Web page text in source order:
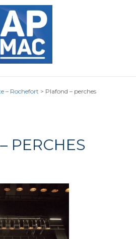
– Rochefort > Plafond – perches
PERCHES